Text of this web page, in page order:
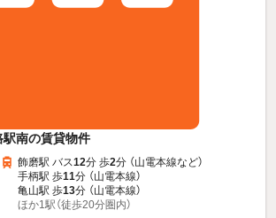
南の賃貸物件
飾磨駅 バス12分 歩2分 （山電本線など）
手柄駅 歩11分 （山電本線）
亀山駅 歩13分 （山電本線）
ほか1駅（徒歩20分圏内）